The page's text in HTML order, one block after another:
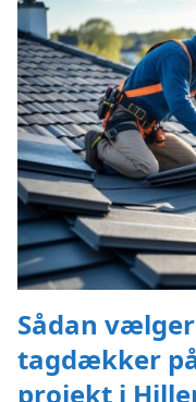
Sådan
tagdækker
projekt i